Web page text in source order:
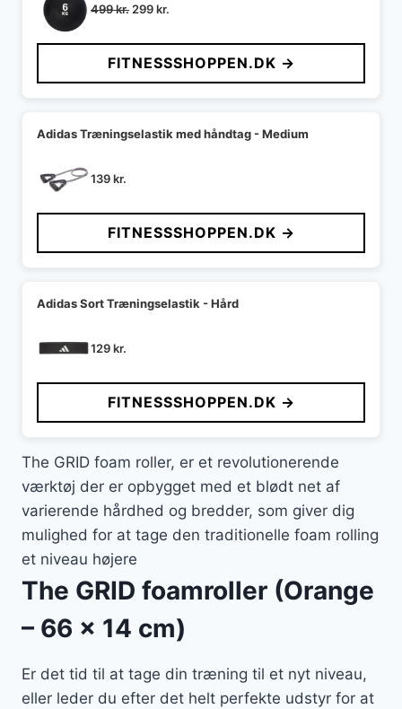
499kr. Den
pris
var:
499 kr..
299kr.
pris
er:
299 kr..
FITNESSSHOPPEN.DK →
Adidas Træningselastik med håndtag - Medium
139kr.
FITNESSSHOPPEN.DK →
Adidas Sort Træningselastik - Hård
129kr.
FITNESSSHOPPEN.DK →
The GRID foam roller, er et revolutionerende
værktøj der er opbygget med et blødt net af
varierende hårdhed og bredder, som giver dig
mulighed for at tage den traditionelle foam rolling
et niveau højere
The GRID foamroller (Orange
– 66 x 14 cm)
Er det tid til at tage din træning til et nyt niveau,
eller leder du efter det helt perfekte udstyr for at